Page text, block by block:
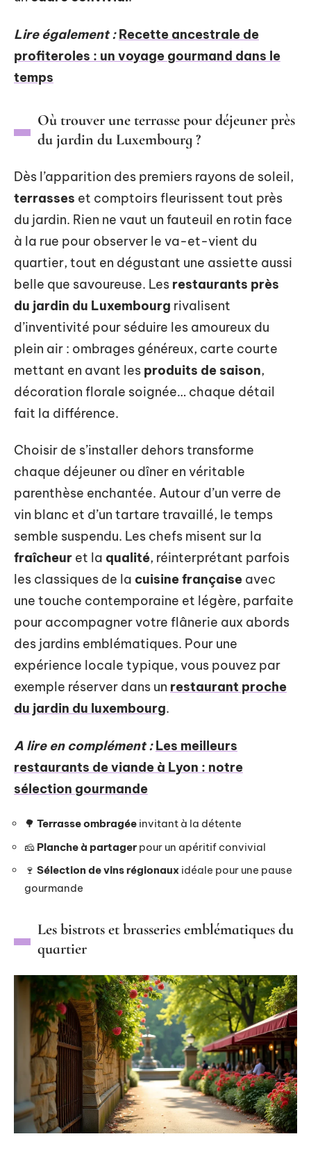
Lire également : Recette ancestrale de
profiteroles : un voyage gourmand dans le
temps
Où trouver une terrasse pour déjeuner près
du jardin du Luxembourg ?
Dès l’apparition des premiers rayons de soleil,
terrasses et comptoirs fleurissent tout près
du jardin. Rien ne vaut un fauteuil en rotin face
à la rue pour observer le va-et-vient du
quartier, tout en dégustant une assiette aussi
belle que savoureuse. Les restaurants près
du jardin du Luxembourg rivalisent
d’inventivité pour séduire les amoureux du
plein air : ombrages généreux, carte courte
mettant en avant les produits de saison,
décoration florale soignée… chaque détail
fait la différence.
Choisir de s’installer dehors transforme
chaque déjeuner ou dîner en véritable
parenthèse enchantée. Autour d’un verre de
vin blanc et d’un tartare travaillé, le temps
semble suspendu. Les chefs misent sur la
fraîcheur et la qualité, réinterprétant parfois
les classiques de la cuisine française avec
une touche contemporaine et légère, parfaite
pour accompagner votre flânerie aux abords
des jardins emblématiques. Pour une
expérience locale typique, vous pouvez par
exemple réserver dans un restaurant proche
du jardin du luxembourg.
A lire en complément : Les meilleurs
restaurants de viande à Lyon : notre
sélection gourmande
🌳 Terrasse ombragée invitant à la détente
🧀 Planche à partager pour un apéritif convivial
🍷 Sélection de vins régionaux idéale pour une pause
gourmande
Les bistrots et brasseries emblématiques du
quartier